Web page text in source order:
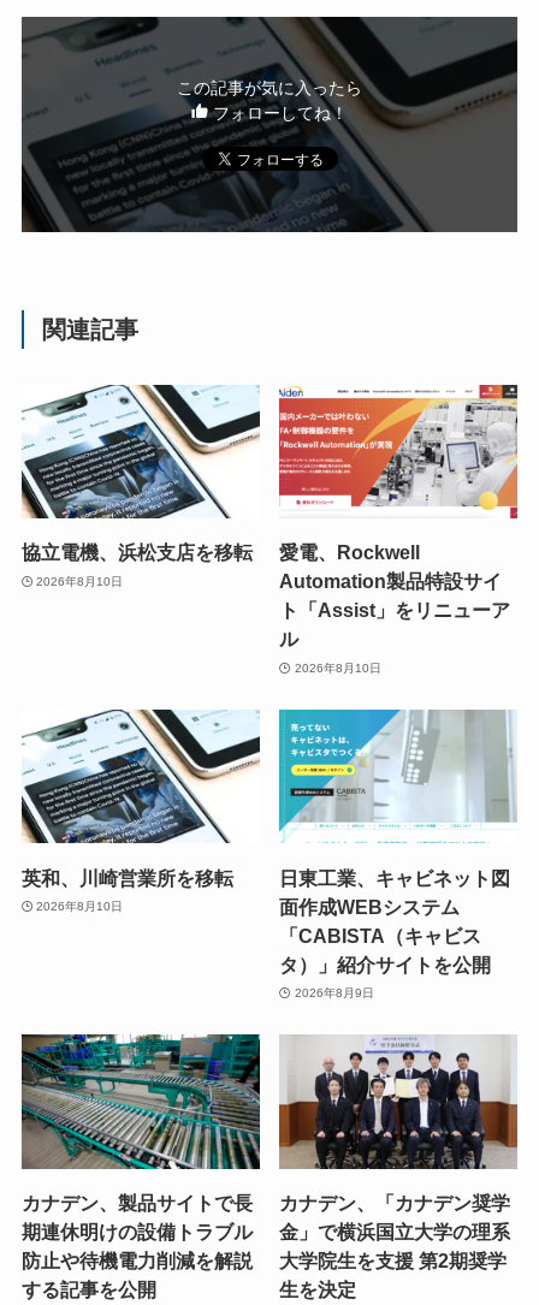
この記事が気に入ったら
フォローしてね！
関連記事
協立電機、浜松支店を移転
2026年8月10日
愛電、Rockwell
Automation製品特設サイ
ト「Assist」をリニューア
ル
2026年8月10日
英和、川崎営業所を移転
2026年8月10日
日東工業、キャビネット図
面作成WEBシステム
「CABISTA（キャビス
タ）」紹介サイトを公開
2026年8月9日
カナデン、製品サイトで長
期連休明けの設備トラブル
防止や待機電力削減を解説
する記事を公開
カナデン、「カナデン奨学
金」で横浜国立大学の理系
大学院生を支援 第2期奨学
生を決定